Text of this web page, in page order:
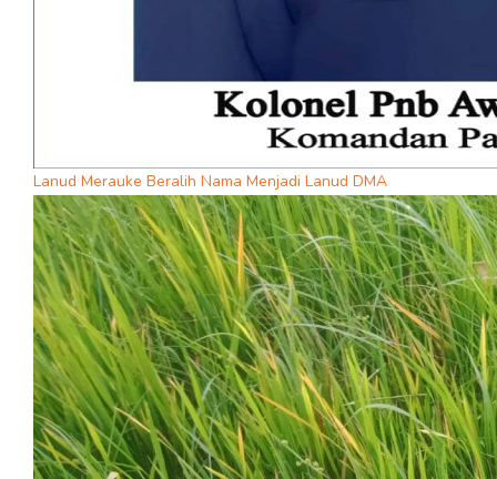
Lanud Merauke Beralih Nama Menjadi Lanud DMA